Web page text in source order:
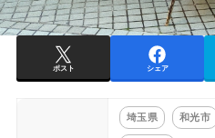
ポスト シェア
埼玉県 和光市